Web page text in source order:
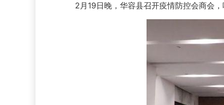
2月19日晚，华容县召开疫情防控会商会